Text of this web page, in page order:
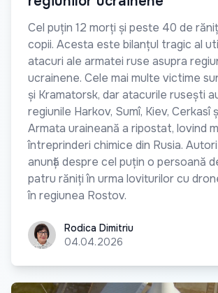
Cel puțin 12 morți și peste 40 de
copii. Acesta este bilanțul tragic al
atacuri ale armatei ruse asupra
ucrainene. Cele mai multe victime
și Kramatorsk, dar atacurile rusești
regiunile Harkov, Sumî, Kiev, Cerkasî
Armata uraineană a ripostat, lovind
întreprinderi chimice din Rusia.
anunță despre cel puțin o persoană
patru răniți în urma loviturilor cu
în regiunea Rostov.
Rodica Dimitriu
Rodica Dimitriu
04.04.2026